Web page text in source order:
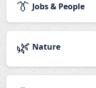
👔 Jobs & People
🌿 Nature